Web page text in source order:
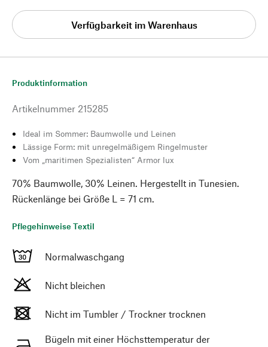
Verfügbarkeit im Warenhaus
Produktinformation
Artikelnummer 215285
Ideal im Sommer: Baumwolle und Leinen
Lässige Form: mit unregelmäßigem Ringelmuster
Vom „maritimen Spezialisten“ Armor lux
70% Baumwolle, 30% Leinen. Hergestellt in Tunesien.
Rückenlänge bei Größe L = 71 cm.
Pflegehinweise Textil
Normalwaschgang
Nicht bleichen
Nicht im Tumbler / Trockner trocknen
Bügeln mit einer Höchsttemperatur der